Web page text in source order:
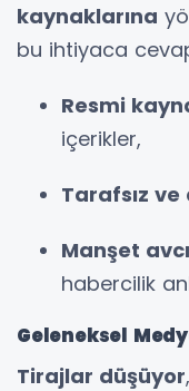
kaynaklarına
bu ihtiyaca
Resmi
içerikler,
Tarafsız
Manşet
habercilik
Geleneksel
Tirajlar düşüyor